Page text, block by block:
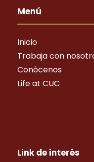
Menú
Inicio
Trabaja con
Conócenos
Life at CUC
Link de interés